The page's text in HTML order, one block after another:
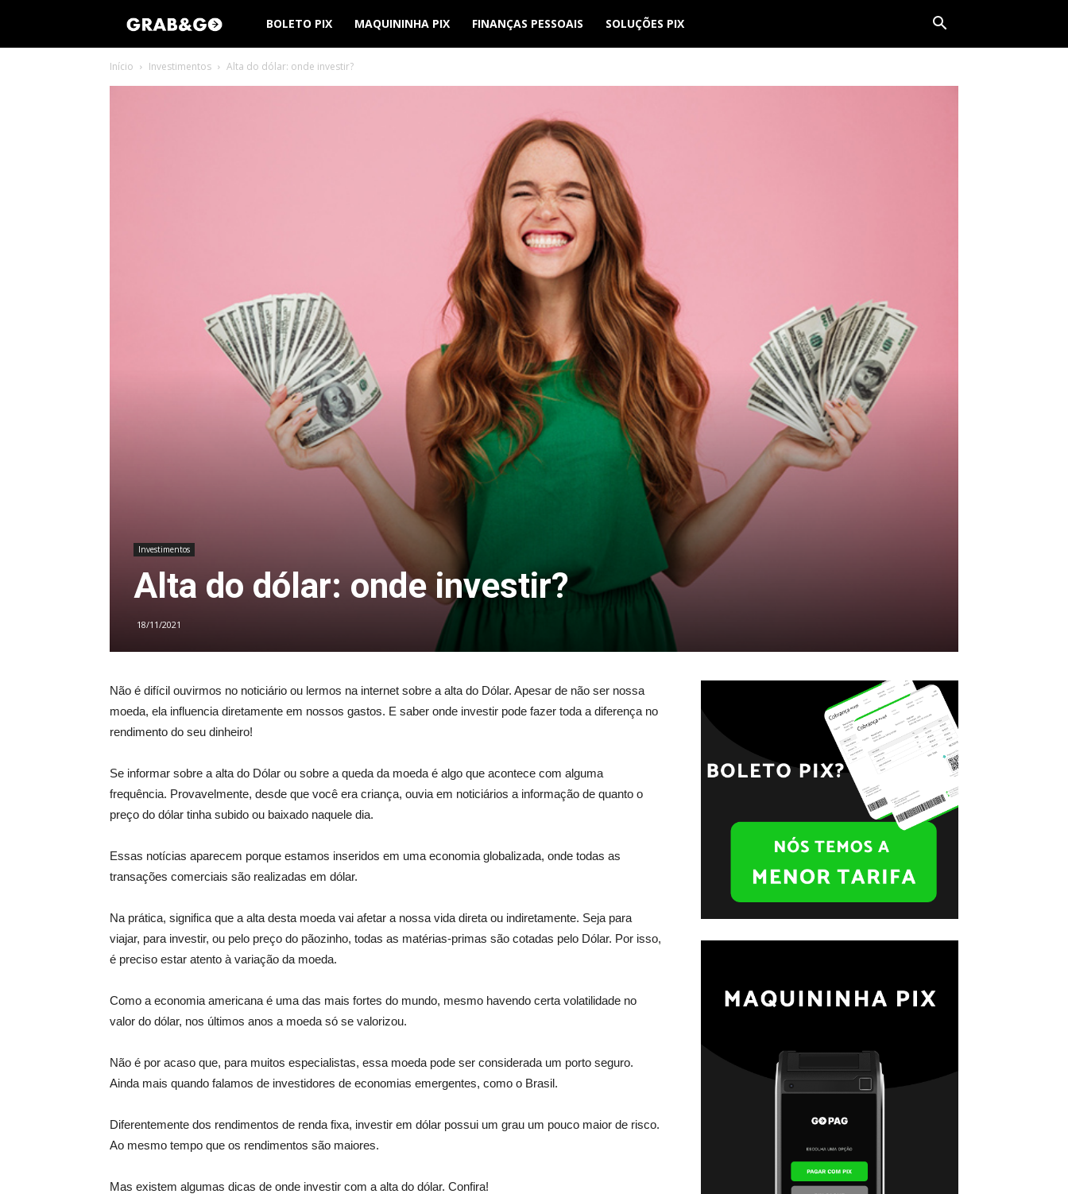
Grab
Go
BOLETO PIX MAQUININHA PIX FINANÇAS PESSOAIS SOLUÇÕES PIX
Início Investimentos Alta do dólar: onde investir?
Investimentos
Alta do dólar: onde investir?
18/11/2021
Não é difícil ouvirmos no noticiário ou lermos na internet sobre a alta do Dólar. Apesar de não ser nossa
moeda, ela influencia diretamente em nossos gastos. E saber onde investir pode fazer toda a diferença no
rendimento do seu dinheiro!
Se informar sobre a alta do Dólar ou sobre a queda da moeda é algo que acontece com alguma
frequência. Provavelmente, desde que você era criança, ouvia em noticiários a informação de quanto o
preço do dólar tinha subido ou baixado naquele dia.
Essas notícias aparecem porque estamos inseridos em uma economia globalizada, onde todas as
transações comerciais são realizadas em dólar.
Na prática, significa que a alta desta moeda vai afetar a nossa vida direta ou indiretamente. Seja para
viajar, para investir, ou pelo preço do pãozinho, todas as matérias-primas são cotadas pelo Dólar. Por isso,
é preciso estar atento à variação da moeda.
Como a economia americana é uma das mais fortes do mundo, mesmo havendo certa volatilidade no
valor do dólar, nos últimos anos a moeda só se valorizou.
Não é por acaso que, para muitos especialistas, essa moeda pode ser considerada um porto seguro.
Ainda mais quando falamos de investidores de economias emergentes, como o Brasil.
Diferentemente dos rendimentos de renda fixa, investir em dólar possui um grau um pouco maior de risco.
Ao mesmo tempo que os rendimentos são maiores.
Mas existem algumas dicas de onde investir com a alta do dólar. Confira!